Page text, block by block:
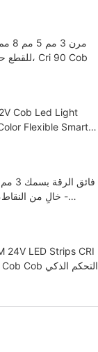
للقطع حسب الطلب، ضيق للغاية، Cri 90 Cob
Cob Led Light
Flexible Smart
24V LED Strips CRI
≥90 مرنة Double Row Cob Cob التحكم الذكي